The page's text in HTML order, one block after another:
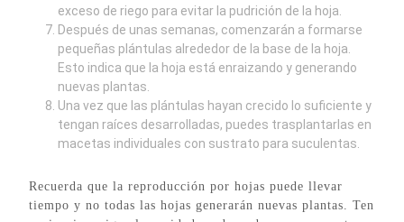
exceso de riego para evitar la pudrición de la hoja.
Después de unas semanas, comenzarán a formarse
pequeñas plántulas alrededor de la base de la hoja.
Esto indica que la hoja está enraizando y generando
nuevas plantas.
Una vez que las plántulas hayan crecido lo suficiente y
tengan raíces desarrolladas, puedes trasplantarlas en
macetas individuales con sustrato para suculentas.
Recuerda que la reproducción por hojas puede llevar
tiempo y no todas las hojas generarán nuevas plantas. Ten